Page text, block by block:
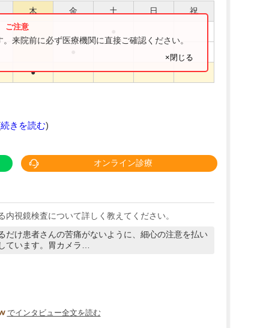
木 金 土 日 祝
●
来院前に必ず医療機関に直接ご確認ください。
×閉じる
続きを読む)
オンライン診療
内視鏡検査について詳しく教えてください。
だけ患者さんの苦痛がないように、細心の注意を払い
ています。胃カメラ…
DOCTORVIEW
でインタビュー全文を読む